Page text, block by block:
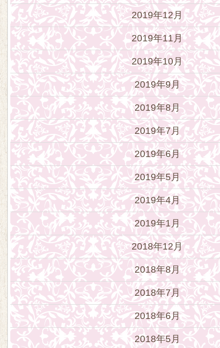
2019年12月
2019年11月
2019年10月
2019年9月
2019年8月
2019年7月
2019年6月
2019年5月
2019年4月
2019年1月
2018年12月
2018年8月
2018年7月
2018年6月
2018年5月